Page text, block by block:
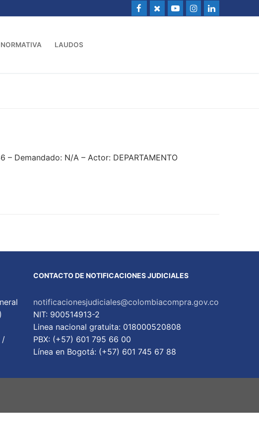
NORMATIVA LAUDOS
Demandado: N/A – Actor: DEPARTAMENTO
/
CONTACTO DE NOTIFICACIONES JUDICIALES
notificacionesjudiciales@colombiacompra.gov.co
NIT: 900514913-2
Linea nacional gratuita: 018000520808
PBX: (+57) 601 795 66 00
Lí­nea en Bogotá: (+57) 601 745 67 88